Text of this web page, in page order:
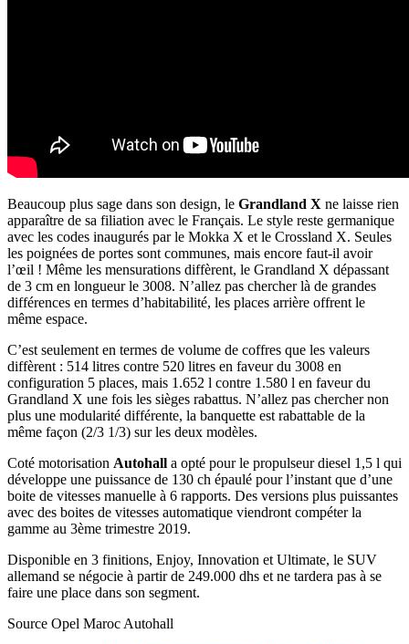
Beaucoup plus sage dans son design, le Grandland X ne laisse rien
apparaître de sa filiation avec le Français. Le style reste germanique
avec les codes inaugurés par le Mokka X et le Crossland X. Seules
les poignées de portes sont communes, mais encore faut-il avoir
l’œil ! Même les mensurations diffèrent, le Grandland X dépassant
de 3 cm en longueur le 3008. N’allez pas chercher là de grandes
différences en termes d’habitabilité, les places arrière offrent le
même espace.
C’est seulement en termes de volume de coffres que les valeurs
diffèrent : 514 litres contre 520 litres en faveur du 3008 en
configuration 5 places, mais 1.652 l contre 1.580 l en faveur du
Grandland X une fois les sièges rabattus. N’allez pas chercher non
plus une modularité différente, la banquette est rabattable de la
même façon (2/3 1/3) sur les deux modèles.
Coté motorisation Autohall a opté pour le propulseur diesel 1,5 l qui
développe une puissance de 130 ch épaulé pour l’instant que d’une
boite de vitesses manuelle à 6 rapports. Des versions plus puissantes
avec des boites de vitesses automatique viendront compéter la
gamme au 3ème trimestre 2019.
Disponible en 3 finitions, Enjoy, Innovation et Ultimate, le SUV
allemand se négocie à partir de 249.000 dhs et ne tardera pas à se
faire une place dans son segment.
Source Opel Maroc Autohall